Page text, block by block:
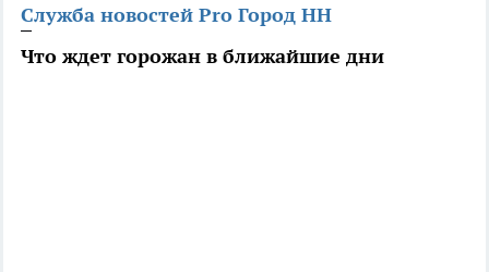
Служба новостей Pro Город НН
Что ждет горожан в ближайшие дни